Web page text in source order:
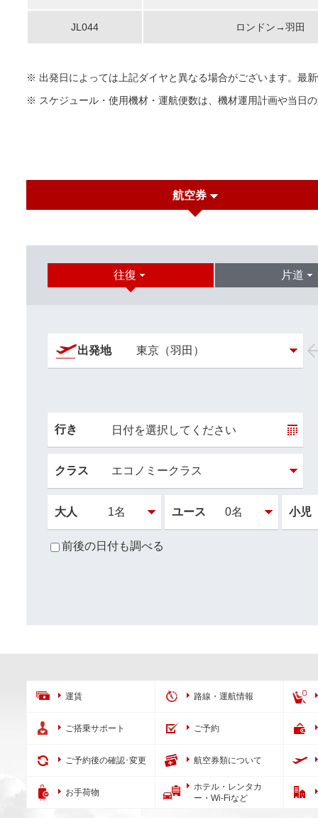
JL044 ロンドン→羽田
※ 出発日によっては上記ダイヤと異なる場合がございます。最
※ スケジュール・使用機材・運航便数は、機材運用計画や当日
航空券
往復 片道
出発地
行き 日付を選択してください
クラス
大人 ユース 小児
前後の日付も調べる
運賃 路線・運航情報
ご搭乗サポート ご予約
ご予約後の確認･変更 航空券類について
お手荷物
ホテル・レンタカ
ー・Wi-Fiなど